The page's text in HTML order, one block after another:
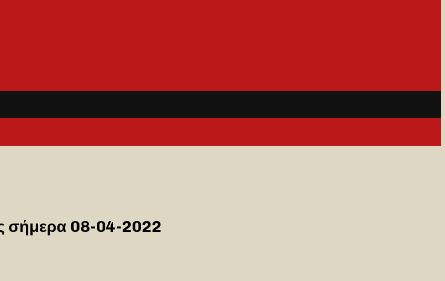
σήμερα 08-04-2022